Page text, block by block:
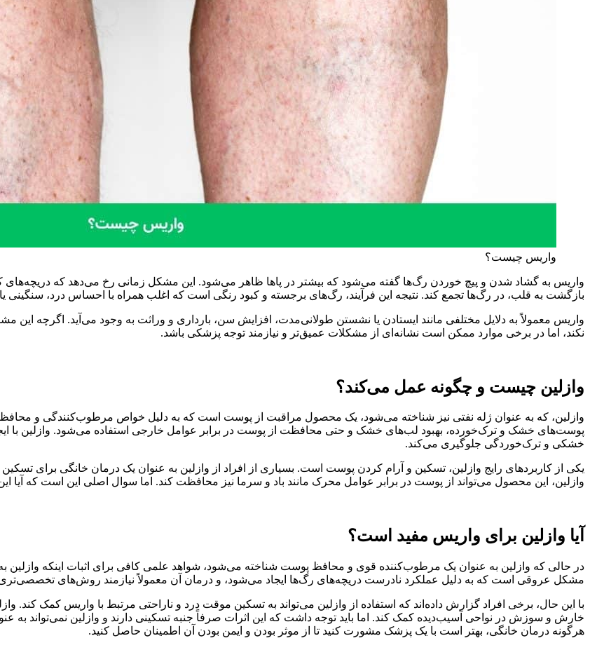
واریس چیست؟
واریس به گشاد شدن و پیچ خوردن رگ‌ها گفته می‌شود که بیشتر در پاها ظاهر می‌شود. این مشکل زمانی رخ می‌دهد که
بازگشت به قلب، در رگ‌ها تجمع کند. نتیجه این فرآیند، رگ‌های برجسته و کبود رنگی است که اغلب همراه با احساس درد، سنگینی
واریس معمولاً به دلایل مختلفی مانند ایستادن یا نشستن طولانی‌مدت، افزایش سن، بارداری و وراثت به وجود می‌آید. اگرچه
نکند، اما در برخی موارد ممکن است نشانه‌ای از مشکلات عمیق‌تر و نیازمند توجه پزشکی باشد.
وازلین چیست و چگونه عمل می‌کند؟
وازلین، که به عنوان ژله نفتی نیز شناخته می‌شود، یک محصول مراقبت از پوست است که به دلیل خواص مرطوب‌کنندگی و
پوست‌های خشک و ترک‌خورده، بهبود لب‌های خشک و حتی محافظت از پوست در برابر عوامل خارجی استفاده می‌شود. وازلین با
خشکی و ترک‌خوردگی جلوگیری می‌کند.
یکی از کاربردهای رایج وازلین، تسکین و آرام کردن پوست است. بسیاری از افراد از وازلین به عنوان یک درمان خانگی برای
وازلین، این محصول می‌تواند از پوست در برابر عوامل محرک مانند باد و سرما نیز محافظت کند. اما سوال اصلی این است که آیا
آیا وازلین برای واریس مفید است؟
در حالی که وازلین به عنوان یک مرطوب‌کننده قوی و محافظ پوست شناخته می‌شود، شواهد علمی کافی برای اثبات اینکه وازلین
مشکل عروقی است که به دلیل عملکرد نادرست دریچه‌های رگ‌ها ایجاد می‌شود، و درمان آن معمولاً نیازمند روش‌های تخصصی‌تری
با این حال، برخی افراد گزارش داده‌اند که استفاده از وازلین می‌تواند به تسکین موقت درد و ناراحتی مرتبط با واریس کمک
خارش و سوزش در نواحی آسیب‌دیده کمک کند. اما باید توجه داشت که این اثرات صرفاً جنبه تسکینی دارند و وازلین نمی‌تواند به
هرگونه درمان خانگی، بهتر است با یک پزشک مشورت کنید تا از موثر بودن و ایمن بودن آن اطمینان حاصل کنید.